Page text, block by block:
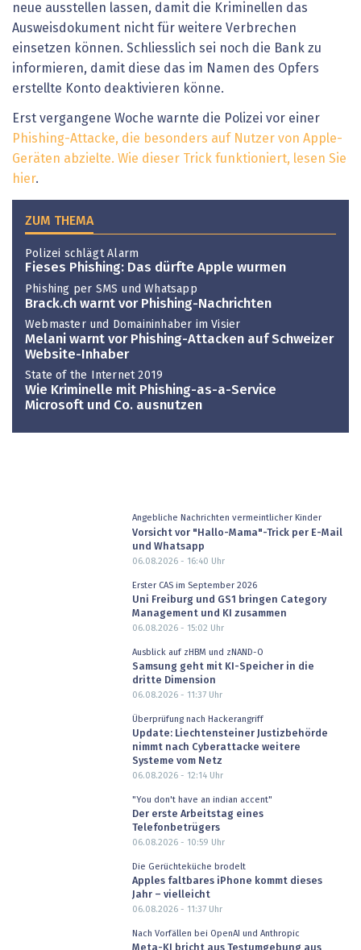
neue ausstellen lassen, damit die Kriminellen das
Ausweisdokument nicht für weitere Verbrechen
einsetzen können. Schliesslich sei noch die Bank zu
informieren, damit diese das im Namen des Opfers
erstellte Konto deaktivieren könne.
Erst vergangene Woche warnte die Polizei vor einer
Phishing-Attacke, die besonders auf Nutzer von Apple-
Geräten abzielte. Wie dieser Trick funktioniert, lesen Sie
hier.
ZUM THEMA
Polizei schlägt Alarm
Fieses Phishing: Das dürfte Apple wurmen
Phishing per SMS und Whatsapp
Brack.ch warnt vor Phishing-Nachrichten
Webmaster und Domaininhaber im Visier
Melani warnt vor Phishing-Attacken auf Schweizer
Website-Inhaber
State of the Internet 2019
Wie Kriminelle mit Phishing-as-a-Service
Microsoft und Co. ausnutzen
Angebliche Nachrichten vermeintlicher Kinder
Vorsicht vor "Hallo-Mama"-Trick per E-Mail
und Whatsapp
06.08.2026 - 16:40 Uhr
Erster CAS im September 2026
Uni Freiburg und GS1 bringen Category
Management und KI zusammen
06.08.2026 - 15:02 Uhr
Ausblick auf zHBM und zNAND-O
Samsung geht mit KI-Speicher in die
dritte Dimension
06.08.2026 - 11:37Uhr
Überprüfung nach Hackerangriff
Update: Liechtensteiner Justizbehörde
nimmt nach Cyberattacke weitere
Systeme vom Netz
06.08.2026 - 12:14Uhr
"You don't have an indian accent"
Der erste Arbeitstag eines
Telefonbetrügers
06.08.2026 - 10:59 Uhr
Die Gerüchteküche brodelt
Apples faltbares iPhone kommt dieses
Jahr – vielleicht
06.08.2026 - 11:37Uhr
Nach Vorfällen bei OpenAI und Anthropic